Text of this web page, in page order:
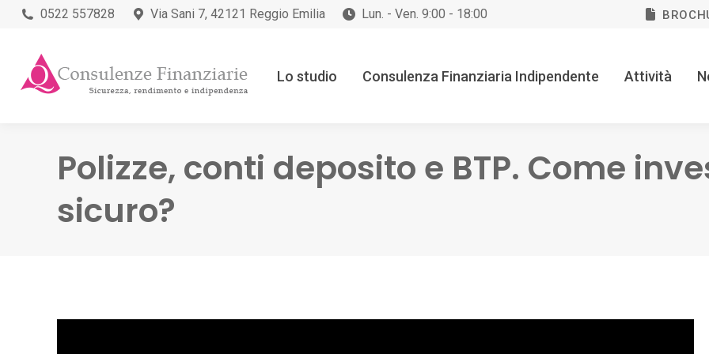
0522 557828 Via Sani 7, 42121 Reggio Emilia Lun. - Ven. 9:00 - 18:00
Lo studio Consulenza Finanziaria Indipendente Attività
Polizze, conti deposito e BTP. Come
sicuro?